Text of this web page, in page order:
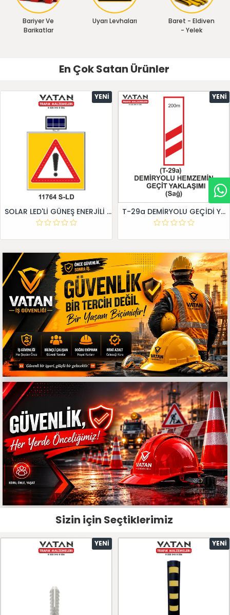
Bariyer Ve
Barikatlar
Uyarı Levhaları
Baret - Eldiven
- Yelek
En Çok Satan Ürünler
YENI
SOLAR LED'Lİ GÜNEŞ ENERJİLİ LEVHA
YENI
T-29a DEMİRYOLU GEÇİDİ YAKLAŞIM LEVHALARI (Sağ)
Sizin için Seçtiklerimiz
YENI YENI